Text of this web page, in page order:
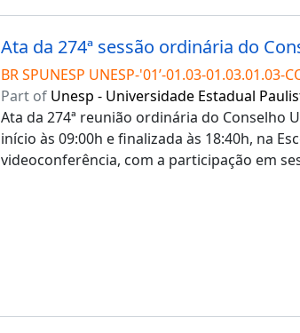
BR SPUNESP UNESP-'01’-01.03-01.03.01.03-
Part of Unesp - Universidade Estadual
Ata da 274ª reunião ordinária do Conselho
início às 09:00h e finalizada às 18:40h, na
videoconferência, com a participação em